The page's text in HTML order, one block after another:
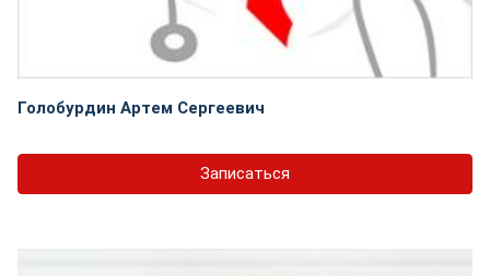
Голобурдин Артем Сергеевич
Записаться